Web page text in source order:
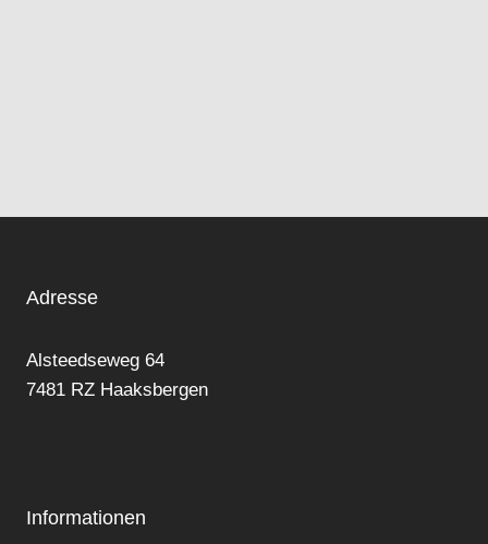
Adresse
Alsteedseweg 64
7481 RZ Haaksbergen
Informationen